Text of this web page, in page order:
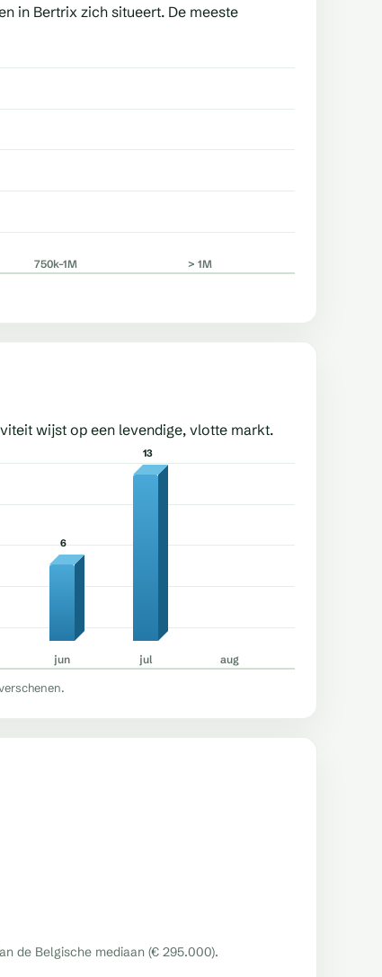
in Bertrix zich situeert. De meeste
750k–1M > 1M
wijst op een levendige, vlotte markt.
6
jun
13
jul aug
de Belgische mediaan (€ 295.000).